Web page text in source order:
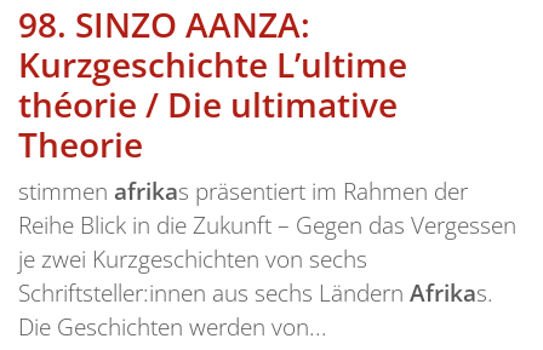
98. SINZO AANZA:
Kurzgeschichte L’ultime
théorie / Die ultimative
Theorie
stimmen afrikas präsentiert im Rahmen der
Reihe Blick in die Zukunft – Gegen das Vergessen
je zwei Kurzgeschichten von sechs
Schriftsteller:innen aus sechs Ländern Afrikas.
Die Geschichten werden von...